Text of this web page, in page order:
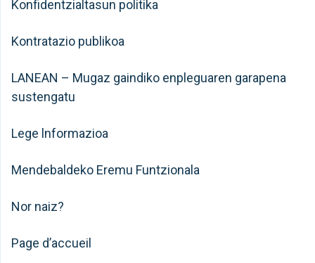
Konfidentzialtasun politika
Kontratazio publikoa
LANEAN – Mugaz gaindiko enpleguaren garapena
sustengatu
Lege lnformazioa
Mendebaldeko Eremu Funtzionala
Nor naiz?
Page d’accueil